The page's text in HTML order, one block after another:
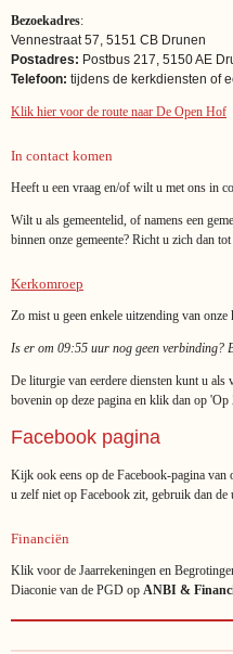
Bezoekadres:
Vennestraat 57, 5151 CB Drunen
Postadres: Postbus 217, 5150 AE
Telefoon: tijdens de kerkdiensten of
Klik hier voor de route naar De Open Hof
In contact komen
Heeft u een vraag en/of wilt u met ons in
Wilt u als gemeentelid, of namens een
binnen onze gemeente? Richt u zich dan
Kerkomroep
Zo mist u geen enkele uitzending van onze
Is er om 09:55 uur nog geen verbinding?
De liturgie van eerdere diensten kunt u
bovenin op deze pagina en klik dan op 'Op
Facebook pagina
Kijk ook eens op de Facebook-pagina van
u zelf niet op Facebook zit, gebruik dan de
Financiën
Klik voor de Jaarrekeningen en
Diaconie van de PGD op ANBI &